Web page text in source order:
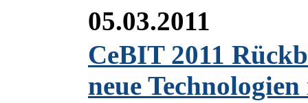
05.03.2011
CeBIT 2011
neue